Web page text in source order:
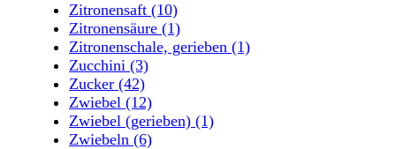
Zitronensaft (10)
Zitronensäure (1)
Zitronenschale, gerieben (1)
Zucchini (3)
Zucker (42)
Zwiebel (12)
Zwiebel (gerieben) (1)
Zwiebeln (6)